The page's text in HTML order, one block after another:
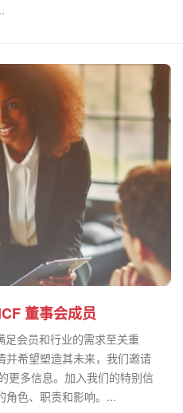
董事会成员
足会员和行业的需求至关重
并希望塑造其未来，我们邀请
更多信息。加入我们的特别信
角色、职责和影响。...